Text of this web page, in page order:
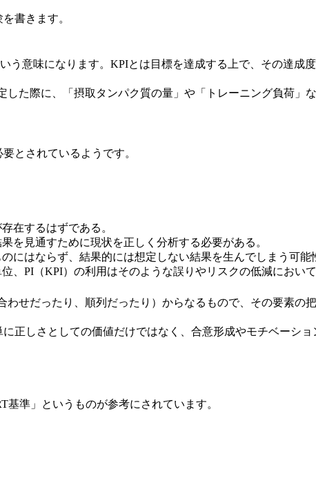
書きます。
う意味になります。KPIとは目標を達成する上で、その達成
た際に、「摂取タンパク質の量」や「トレーニング負荷」
とされているようです。
在するはずである。
を見通すために現状を正しく分析する必要がある。
はならず、結果的には想定しない結果を生んでしまう可能
PI（KPI）の利用はそのような誤りやリスクの低減において
せだったり、順列だったり）からなるもので、その要素の
正しさとしての価値だけではなく、合意形成やモチベーシ
準」というものが参考にされています。